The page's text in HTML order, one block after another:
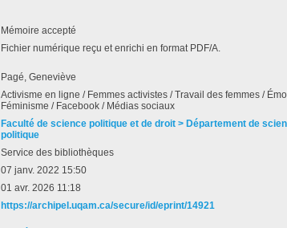
Mémoire accepté
Fichier numérique reçu et enrichi en format PDF/A.
Pagé, Geneviève
Activisme en ligne / Femmes activistes / Travail des femmes /
Féminisme / Facebook / Médias sociaux
Faculté de science politique et de droit > Département de
politique
Service des bibliothèques
07 janv. 2022 15:50
01 avr. 2026 11:18
https://archipel.uqam.ca/secure/id/eprint/14921